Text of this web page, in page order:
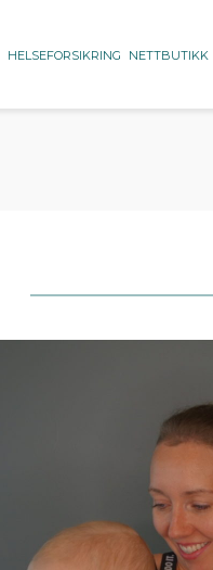
HELSEFORSIKRING NETTBUTIKK